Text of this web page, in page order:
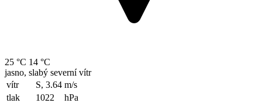
25 °C 14 °C
jasno, slabý severní vítr
vítr
S, 3.64 m/s
tlak
1022 hPa